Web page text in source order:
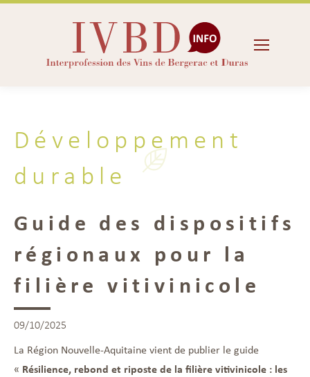
Développement
durable
Guide des dispositifs
régionaux pour la
filière vitivinicole
09/10/2025
La Région Nouvelle-Aquitaine vient de publier le guide
« Résilience, rebond et riposte de la filière vitivinicole : les